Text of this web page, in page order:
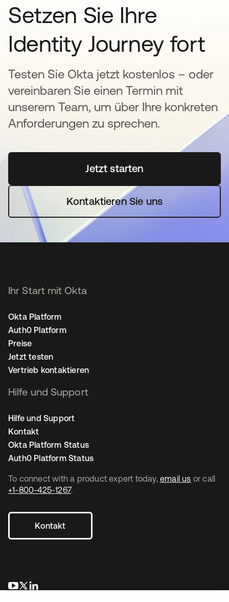
Setzen Sie Ihre
Identity Journey fort
Testen Sie Okta jetzt kostenlos – oder
vereinbaren Sie einen Termin mit
unserem Team, um über Ihre konkreten
Anforderungen zu sprechen.
Jetzt startenwird in einer neuen
Kontaktieren Sie uns
To connect with a product expert today, email us or call
+1-800-425-1267.
Kontakt
wird in einer neuen Registerkarte geöffnet
wird in einer neuen Registerkarte geöffnet
Ihr Start mit Okta
Okta Platform
Auth0 Platform
Preise
Jetzt testen
Vertrieb kontaktieren
Hilfe und Support
Hilfe und Support
Kontakt
Okta Platform Status
Auth0 Platform Status